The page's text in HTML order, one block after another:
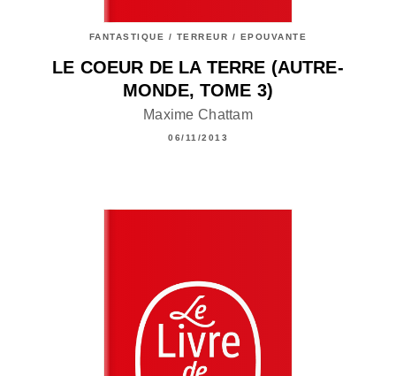
FANTASTIQUE / TERREUR / EPOUVANTE
LE COEUR DE LA TERRE (AUTRE-
MONDE, TOME 3)
Maxime Chattam
06/11/2013